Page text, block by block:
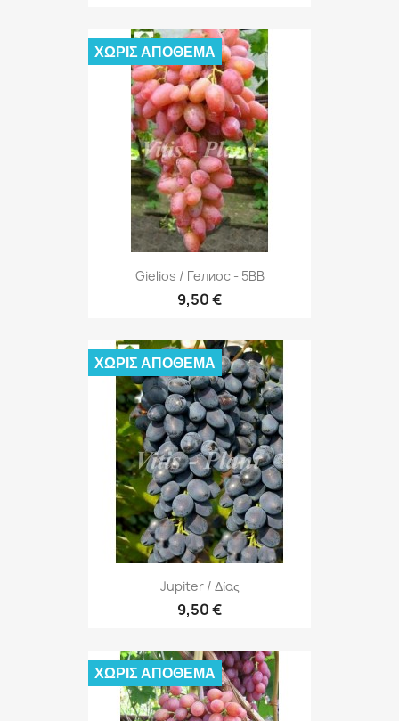
Gielios / Гелиос - 5BB
9,50 €
ΧΩΡΊΣ ΑΠΌΘΕΜΑ
Jupiter / Δίας
9,50 €
ΧΩΡΊΣ ΑΠΌΘΕΜΑ
ΧΩΡΊΣ ΑΠΌΘΕΜΑ